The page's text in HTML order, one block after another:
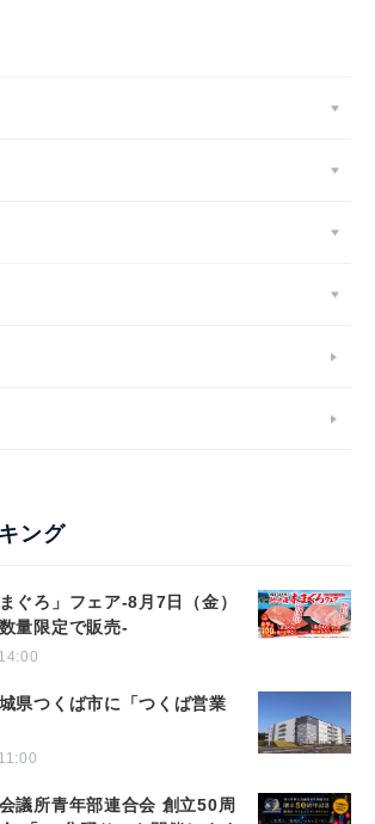
ング
ぐろ」フェア-8月7日（金）
量限定で販売-
県つくば市に「つくば営業
議所青年部連合会 創立50周